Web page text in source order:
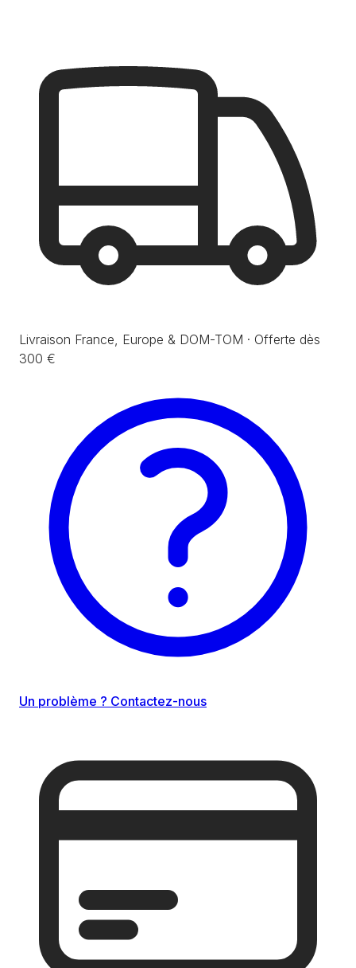
Livraison France, Europe & DOM-TOM · Offerte dès
300 €
Un problème ? Contactez-nous